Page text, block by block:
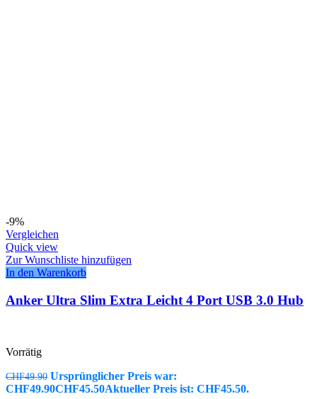
-9%
Vergleichen
Quick view
Zur Wunschliste hinzufügen
In den Warenkorb
Anker Ultra Slim Extra Leicht 4 Port USB 3.0 Hub
Vorrätig
CHF49.90 Ursprünglicher Preis war:
CHF49.90CHF45.50Aktueller Preis ist: CHF45.50.